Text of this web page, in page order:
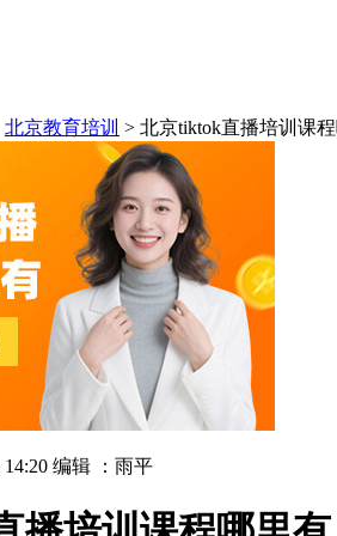
北京教育培训 > 北京tiktok直播培训课
编辑 ：雨平